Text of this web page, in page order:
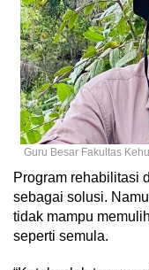
Guru Besar Fakultas
Program rehabilitasi
sebagai solusi.
tidak mampu
seperti semula.